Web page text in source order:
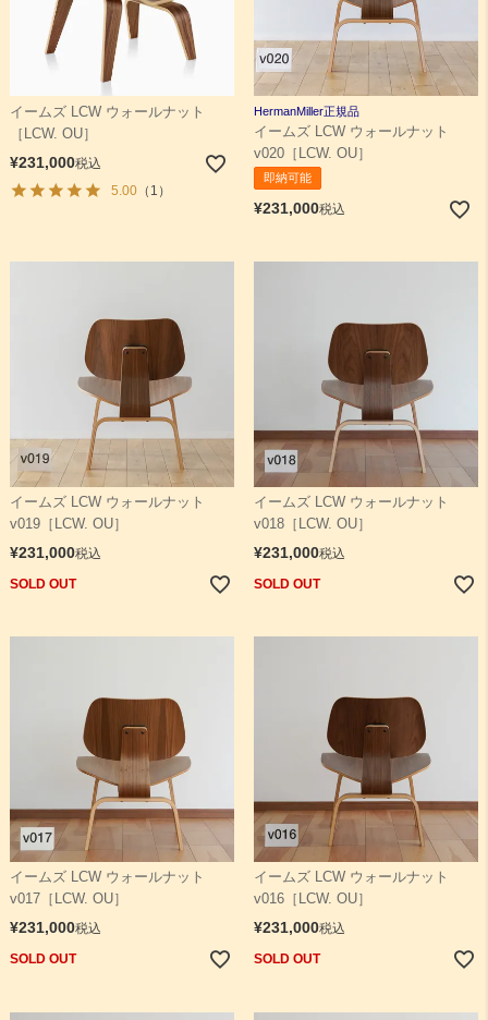
イームズ LCW ウォールナット
［LCW. OU］
¥231,000税込
5.00（1）
HermanMiller正規品
イームズ LCW ウォールナット
v020［LCW. OU］
即納可能
¥231,000税込
イームズ LCW ウォールナット
v019［LCW. OU］
¥231,000税込
SOLD OUT
イームズ LCW ウォールナット
v018［LCW. OU］
¥231,000税込
SOLD OUT
イームズ LCW ウォールナット
v017［LCW. OU］
¥231,000税込
SOLD OUT
イームズ LCW ウォールナット
v016［LCW. OU］
¥231,000税込
SOLD OUT